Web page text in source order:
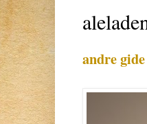
andre gide